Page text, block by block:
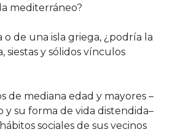
mediterráneo?
de una isla griega, ¿podría la
siestas y sólidos vínculos
de mediana edad y mayores –
y su forma de vida distendida–
sociales de sus vecinos